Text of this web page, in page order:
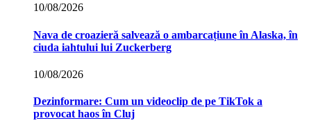
10/08/2026
Nava de croazieră salvează o ambarcațiune în Alaska, în
ciuda iahtului lui Zuckerberg
10/08/2026
Dezinformare: Cum un videoclip de pe TikTok a
provocat haos în Cluj